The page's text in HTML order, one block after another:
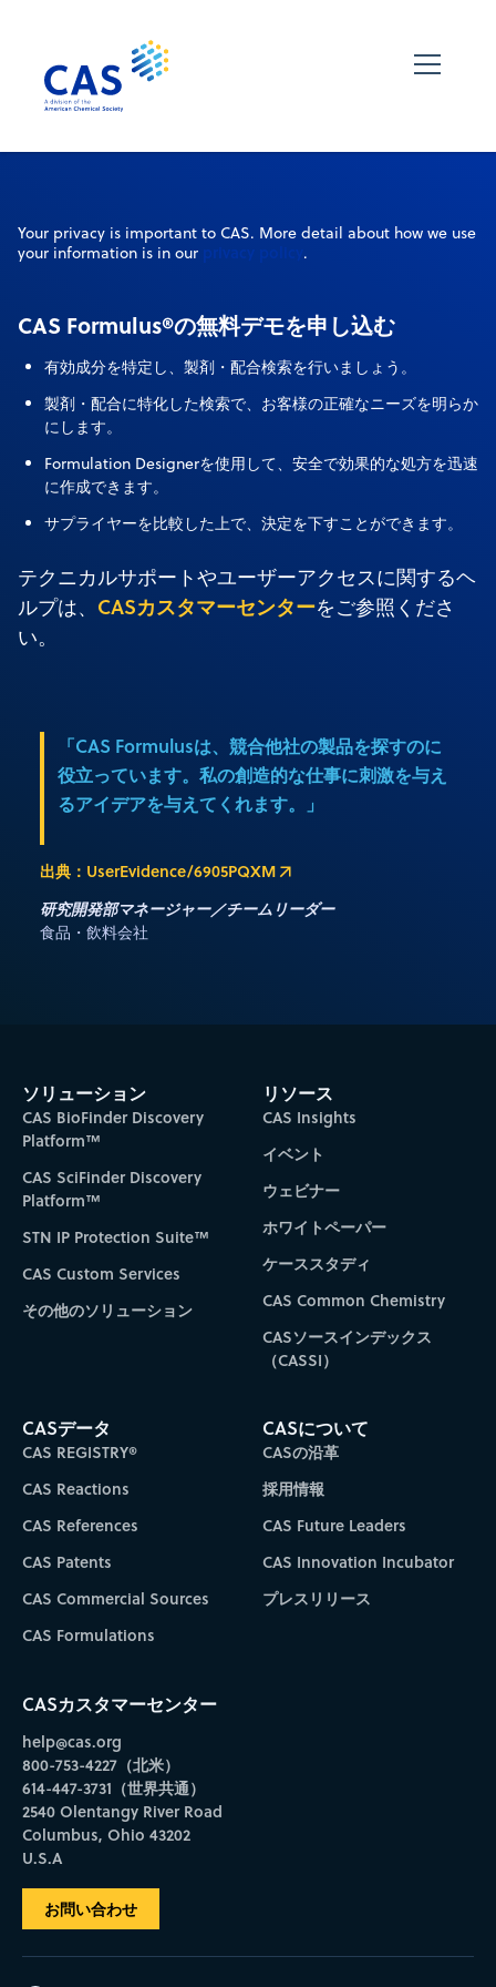
Your privacy is important to CAS. More detail about how we use
your information is in our privacy policy .
CAS Formulus®の無料デモを申し込む
有効成分を特定し、製剤・配合検索を行いましょう。
製剤・配合に特化した検索で、お客様の正確なニーズを明らか
にします。
Formulation Designerを使用して、安全で効果的な処方を迅速
に作成できます。
サプライヤーを比較した上で、決定を下すことができます。
テクニカルサポートやユーザーアクセスに関するヘ
ルプは、 CASカスタマーセンターをご参照くださ
い。
「CAS Formulusは、競合他社の製品を探すのに
役立っています。私の創造的な仕事に刺激を与え
るアイデアを与えてくれます。」
出典：UserEvidence/6905PQXM
研究開発部マネージャー／チームリーダー
食品・飲料会社
ソリューション
CAS BioFinder Discovery
Platform™
CAS SciFinder Discovery
Platform™
STN IP Protection Suite™
CAS Custom Services
その他のソリューション
リソース
CAS Insights
イベント
ウェビナー
ホワイトペーパー
ケーススタディ
CAS Common Chemistry
CASソースインデックス
（CASSI）
CASデータ
CAS REGISTRY®
CAS Reactions
CAS References
CAS Patents
CAS Commercial Sources
CAS Formulations
CASについて
CASの沿革
採用情報
CAS Future Leaders
CAS Innovation Incubator
プレスリリース
CASカスタマーセンター
help@cas.org
800-753-4227（北米）
614-447-3731（世界共通）
2540 Olentangy River Road
Columbus, Ohio 43202
U.S.A
お問い合わせ